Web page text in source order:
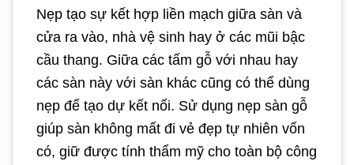
Nẹp tạo sự kết hợp liền mạch giữa sàn và
cửa ra vào, nhà vệ sinh hay ở các mũi bậc
cầu thang. Giữa các tấm gỗ với nhau hay
các sàn này với sàn khác cũng có thể dùng
nẹp để tạo dự kết nối. Sử dụng nẹp sàn gỗ
giúp sàn không mất đi vẻ đẹp tự nhiên vốn
có, giữ được tính thẩm mỹ cho toàn bộ công